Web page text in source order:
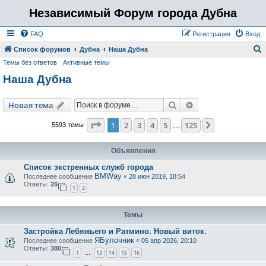
Независимый Форум города Дубна
FAQ Вход
Регистрация
Список форумов Дубна Наша Дубна
Темы без ответов Активные темы
Наша Дубна
Новая тема Поиск
5593 темы Страница из 125
1 2 3 4 5 125
Объявления
Список экстренных служб города
Последнее сообщение BMWay « 28 июн 2019, 18:54
Ответы: 26
1 2
Темы
Застройка Лебяжьего и Ратмино. Новый виток.
Последнее сообщение ЯБулочник « 05 апр 2026, 20:10
Ответы: 380
1 … 13 14 15 16